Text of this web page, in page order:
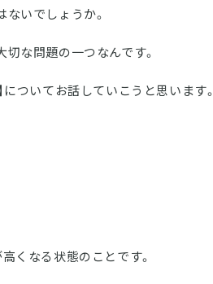
いでしょうか。
な問題の一つなんです。
についてお話していこうと思います。
くなる状態のことです。